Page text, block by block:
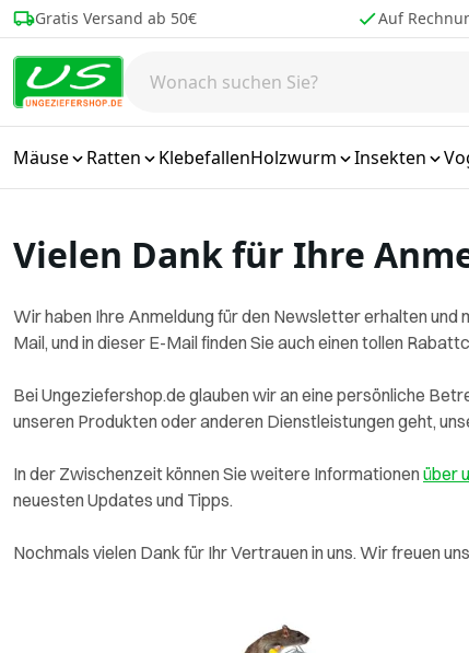
Zum Inhalt springen
Gratis Versand ab 50€ Auf
Mäuse Ratten KlebefallenHolzwurm Insekten
Vielen Dank für Ihre
Wir haben Ihre Anmeldung für den Newsletter erhalten und
Mail, und in dieser E-Mail finden Sie auch einen tollen
Bei Ungeziefershop.de glauben wir an eine persönliche
unseren Produkten oder anderen Dienstleistungen geht,
In der Zwischenzeit können Sie weitere Informationen über
neuesten Updates und Tipps.
Nochmals vielen Dank für Ihr Vertrauen in uns. Wir freuen